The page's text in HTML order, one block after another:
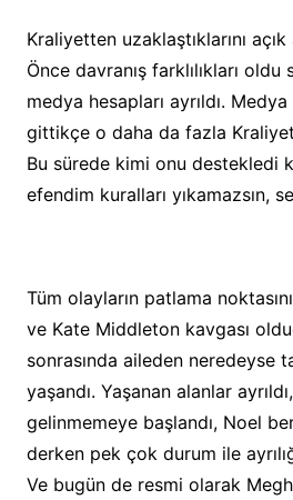
Kraliyetten uzaklaştıklarını
Önce davranış farklılıkları oldu
medya hesapları ayrıldı. Medya
gittikçe o daha da fazla Kraliyet
Bu sürede kimi onu destekledi
efendim kuralları yıkamazsın,
Tüm olayların patlama
ve Kate Middleton kavgası
sonrasında aileden neredeyse
yaşandı. Yaşanan alanlar
gelinmemeye başlandı, Noel
derken pek çok durum ile
Ve bugün de resmi olarak